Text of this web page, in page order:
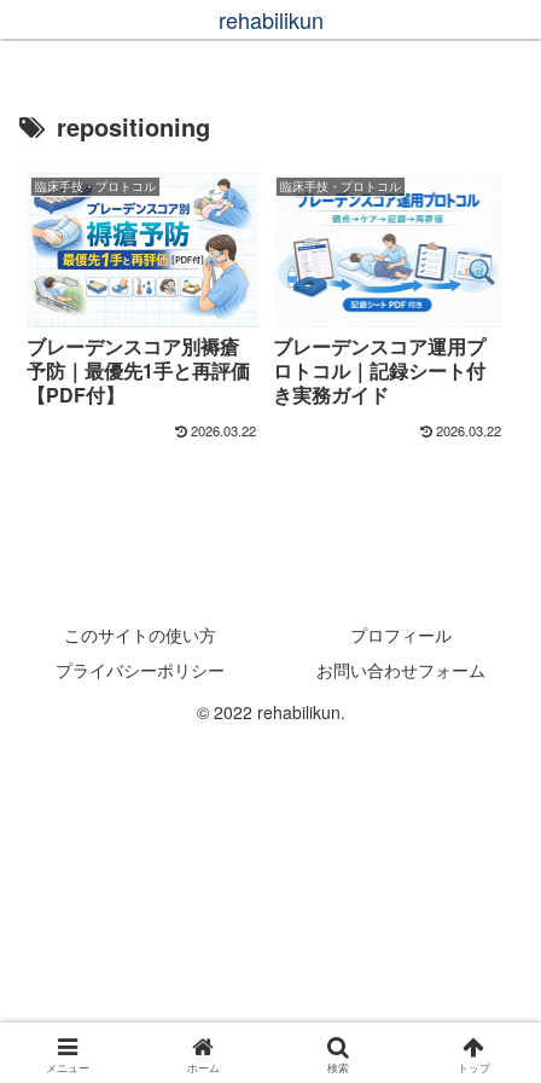
rehabilikun
repositioning
臨床手技・プロトコル
ブレーデンスコア別褥瘡
予防｜最優先1手と再評価
【PDF付】
2026.03.22
臨床手技・プロトコル
ブレーデンスコア運用プ
ロトコル｜記録シート付
き実務ガイド
2026.03.22
このサイトの使い方
プロフィール
プライバシーポリシー
お問い合わせフォーム
© 2022 rehabilikun.
メニュー ホーム 検索 トップ